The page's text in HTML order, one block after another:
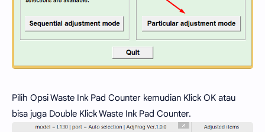
Pilih Opsi Waste Ink Pad Counter kemudian Klick OK atau
bisa juga Double Klick Waste Ink Pad Counter.